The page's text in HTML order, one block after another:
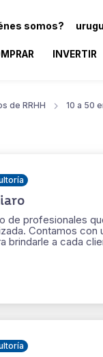
somos?
INVERTIR
de RRHH 10 a 50
de profesionales
Contamos
brindarle a cada